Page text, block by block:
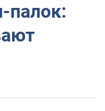
палок: